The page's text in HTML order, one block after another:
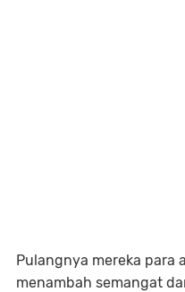
Pulangnya mereka para
menambah semangat